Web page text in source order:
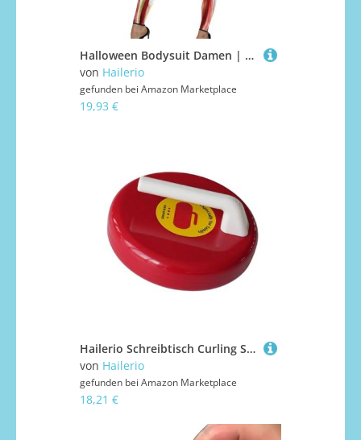
Halloween Bodysuit Damen | Bequemes Damen Outfit Mit Muskeloptik Print,Lustiges Cosplay Bodysuit Für Weihnachtspartys Themenfeste Und Fotoshootings
von Hailerio
gefunden bei Amazon Marketplace
19,93 €
Hailerio Schreibtisch Curling Spiel,Tisch-Curling Spiel | Freizeitsportgerät Für Erwachsene Kinder Familienfeiern Feste Bar Boden Wohnheim Klassenzimmer Büros Ferien
von Hailerio
gefunden bei Amazon Marketplace
18,21 €